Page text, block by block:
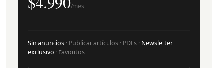
/mes
Sin anuncios · Publicar artículos · PDFs · Newsletter
exclusivo · Favoritos